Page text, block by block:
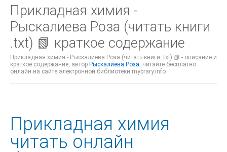
Прикладная химия -
Рыскалиева Роза (читать книги
.txt) 📗 краткое содержание
Прикладная химия - Рыскалиева Роза (читать книги .txt) 📗 - описание и
краткое содержание, автор Рыскалиева Роза , читайте бесплатно
онлайн на сайте электронной библиотеки mybrary.info
Прикладная химия
читать онлайн